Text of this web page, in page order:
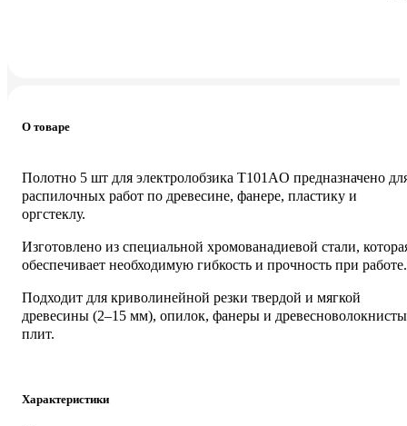
О товаре
Полотно 5 шт для электролобзика T101AO предназначено
распилочных работ по древесине, фанере, пластику и
оргстеклу.
Изготовлено из специальной хромованадиевой стали,
обеспечивает необходимую гибкость и прочность при работе.
Подходит для криволинейной резки твердой и мягкой
древесины (2–15 мм), опилок, фанеры и
плит.
Характеристики